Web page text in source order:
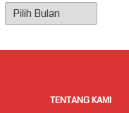
Arsip
Berita
TENTANG KAMI